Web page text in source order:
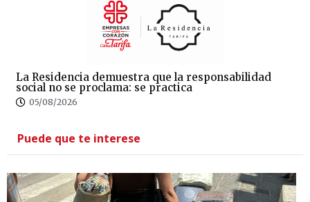
La Residencia demuestra que la responsabilidad
social no se proclama: se practica
05/08/2026
Puede que te interese